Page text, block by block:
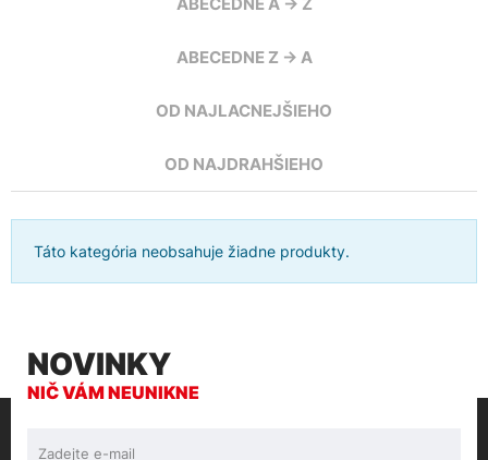
ABECEDNE Z -> A
OD NAJLACNEJŠIEHO
OD NAJDRAHŠIEHO
Táto kategória neobsahuje žiadne produkty.
NOVINKY
NIČ VÁM NEUNIKNE